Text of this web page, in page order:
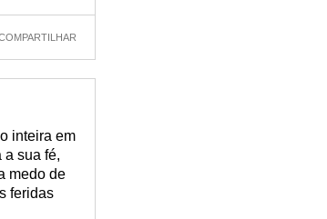
inteira em
a sua fé,
medo de
feridas